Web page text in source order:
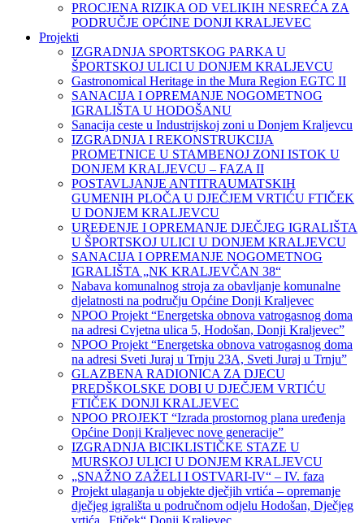
PROCJENA RIZIKA OD VELIKIH NESREĆA ZA
PODRUČJE OPĆINE DONJI KRALJEVEC
Projekti
IZGRADNJA SPORTSKOG PARKA U
ŠPORTSKOJ ULICI U DONJEM KRALJEVCU
Gastronomical Heritage in the Mura Region EGTC II
SANACIJA I OPREMANJE NOGOMETNOG
IGRALIŠTA U HODOŠANU
Sanacija ceste u Industrijskoj zoni u Donjem Kraljevcu
IZGRADNJA I REKONSTRUKCIJA
PROMETNICE U STAMBENOJ ZONI ISTOK U
DONJEM KRALJEVCU – FAZA II
POSTAVLJANJE ANTITRAUMATSKIH
GUMENIH PLOČA U DJEČJEM VRTIĆU FTIČEK
U DONJEM KRALJEVCU
UREĐENJE I OPREMANJE DJEČJEG IGRALIŠTA
U ŠPORTSKOJ ULICI U DONJEM KRALJEVCU
SANACIJA I OPREMANJE NOGOMETNOG
IGRALIŠTA „NK KRALJEVČAN 38“
Nabava komunalnog stroja za obavljanje komunalne
djelatnosti na području Općine Donji Kraljevec
NPOO Projekt “Energetska obnova vatrogasnog doma
na adresi Cvjetna ulica 5, Hodošan, Donji Kraljevec”
NPOO Projekt “Energetska obnova vatrogasnog doma
na adresi Sveti Juraj u Trnju 23A, Sveti Juraj u Trnju”
GLAZBENA RADIONICA ZA DJECU
PREDŠKOLSKE DOBI U DJEČJEM VRTIĆU
FTIČEK DONJI KRALJEVEC
NPOO PROJEKT “Izrada prostornog plana uređenja
Općine Donji Kraljevec nove generacije”
IZGRADNJA BICIKLISTIČKE STAZE U
MURSKOJ ULICI U DONJEM KRALJEVCU
„SNAŽNO ZAŽELI I OSTVARI-IV“ – IV. faza
Projekt ulaganja u objekte dječjih vrtića – opremanje
dječjeg igrališta u područnom odjelu Hodošan, Dječjeg
vrtića „Ftiček“ Donji Kraljevec